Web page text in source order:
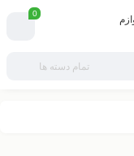
0
تمام دسته ها